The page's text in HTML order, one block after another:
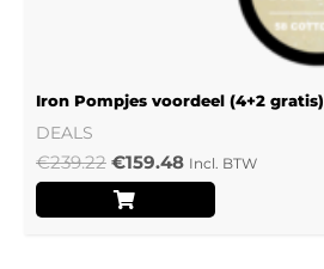
Iron Pompjes voordeel (4+2 gratis)
DEALS
€239.22 €159.48 Incl. BTW